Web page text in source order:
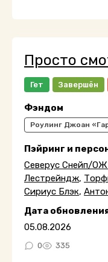
Просто
Гет Завершён
Фэндом
Роулинг Джоан
Пэйринг и
Северус Снейп/
Лестрейндж,
Сириус Блэк,
Дата
05.08.2026
0 335